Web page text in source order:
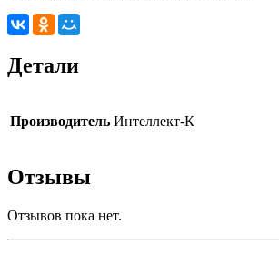
Детали
Производитель Интеллект-К
Отзывы
Отзывов пока нет.